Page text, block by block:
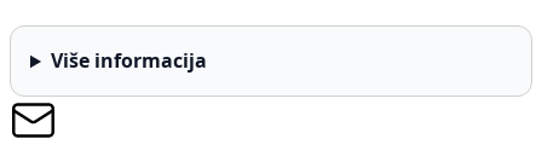
Više informacija